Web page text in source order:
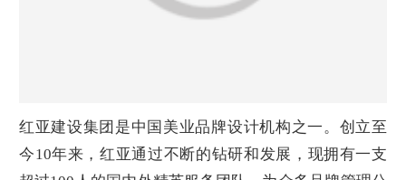
红亚建设集团是中国美业品牌设计机构之一。创立至
今10年来，红亚通过不断的钻研和发展，现拥有一支